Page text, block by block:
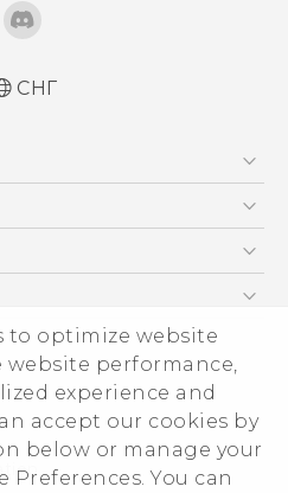
to optimize website
performance,
experience and
accept our cookies by
below or manage your
Preferences. You can
пользователя
стандартам
нұсқаулығы
нұсқаулығы
СНГ